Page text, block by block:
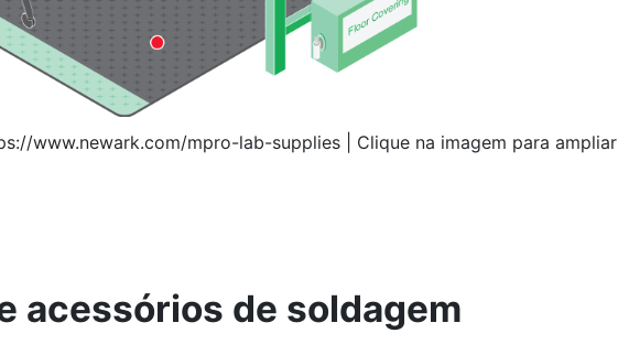
www.newark.com/mpro-lab-supplies | Clique na imagem para ampliar |
acessórios de soldagem